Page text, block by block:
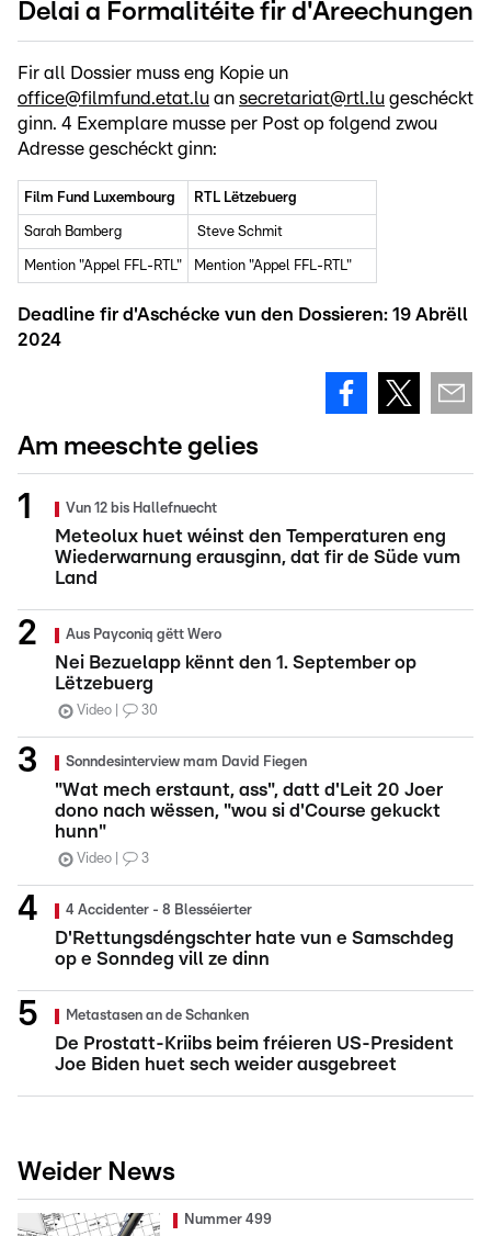
Delai a Formalitéite fir d'Areechungen
Fir all Dossier muss eng Kopie un
office@filmfund.etat.lu an secretariat@rtl.lu geschéckt
ginn. 4 Exemplare musse per Post op folgend zwou
Adresse geschéckt ginn:
Film Fund Luxembourg RTL Lëtzebuerg
Sarah Bamberg Steve Schmit
Mention "Appel FFL-RTL" Mention "Appel FFL-RTL"
L-2338 Luxembourg
Deadline fir d'Aschécke vun den Dossieren: 19 Abrëll
2024
Am meeschte gelies
Vun 12 bis Hallefnuecht
Meteolux huet wéinst den Temperaturen eng
Wiederwarnung erausginn, dat fir de Süde vum
Land
Aus Payconiq gëtt Wero
Nei Bezuelapp kënnt den 1. September op
Lëtzebuerg
Video 30
Sonndesinterview mam David Fiegen
"Wat mech erstaunt, ass", datt d'Leit 20 Joer
dono nach wëssen, "wou si d'Course gekuckt
hunn"
Video 3
4 Accidenter - 8 Blesséierter
D'Rettungsdéngschter hate vun e Samschdeg
op e Sonndeg vill ze dinn
Metastasen an de Schanken
De Prostatt-Kriibs beim fréieren US-President
Joe Biden huet sech weider ausgebreet
Weider News
Nummer 499